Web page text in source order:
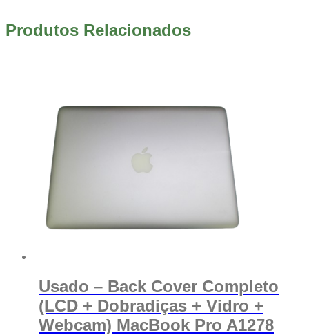
Produtos Relacionados
Usado – Back Cover Completo
(LCD + Dobradiças + Vidro +
Webcam) MacBook Pro A1278